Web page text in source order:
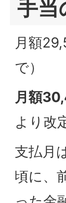
手当
月額
で）
月額
より改
支払月
頃に、